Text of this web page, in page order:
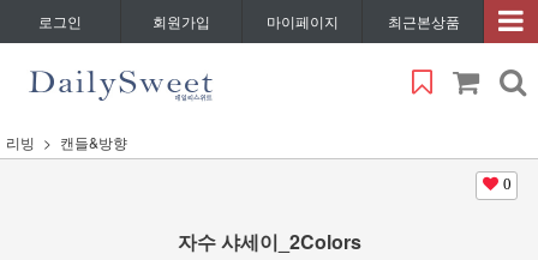
로그인 회원가입 마이페이지 최근본상품
리빙 캔들&방향
0
자수 샤세이_2Colors